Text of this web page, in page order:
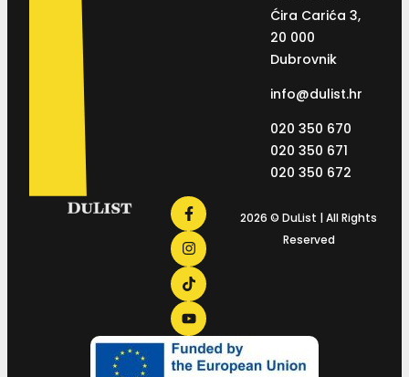
Ćira Carića 3,
20 000
Dubrovnik
info@dulist.hr
020 350 670
020 350 671
020 350 672
2026 © DuList | All Rights
Reserved